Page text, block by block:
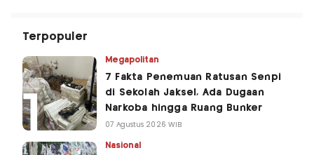
Terpopuler
Megapolitan
7 Fakta Penemuan Ratusan Senpi
di Sekolah Jaksel, Ada Dugaan
Narkoba hingga Ruang Bunker
07 Agustus 2026 WIB
Nasional